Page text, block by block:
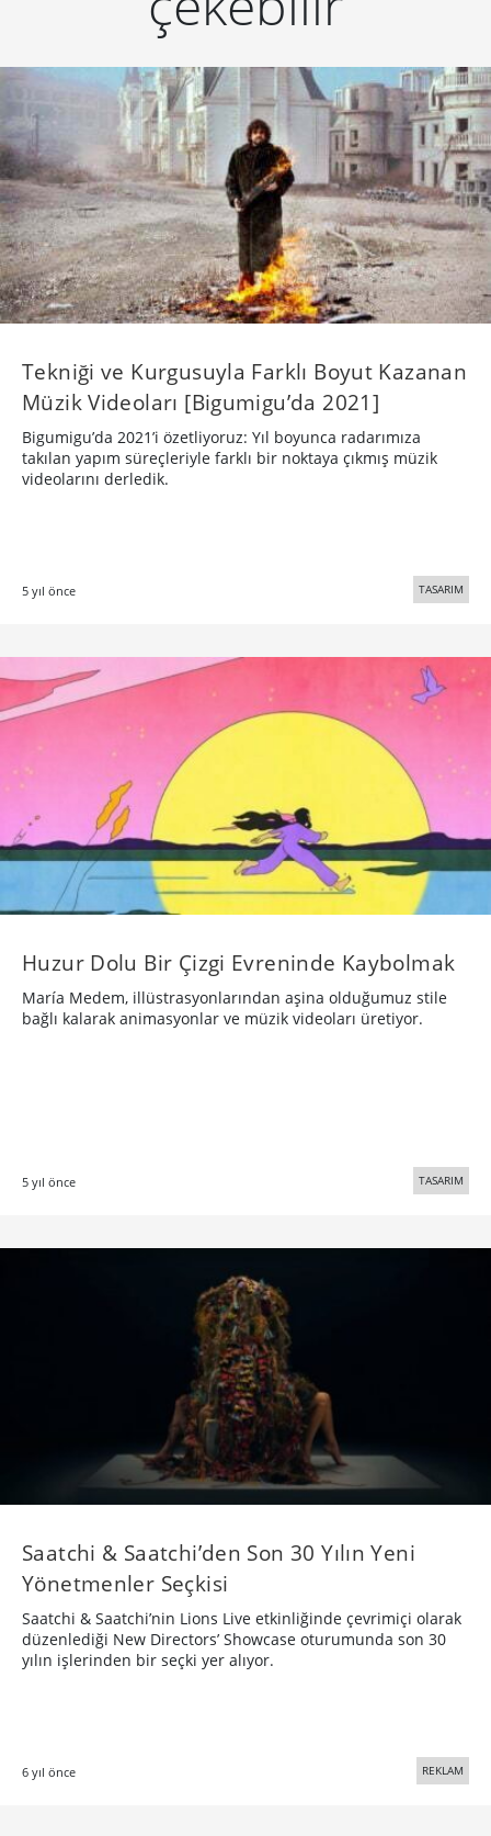
Tekniği ve Kurgusuyla Farklı Boyut Kazanan
Müzik Videoları [Bigumigu’da 2021]
Bigumigu’da 2021’i özetliyoruz: Yıl boyunca radarımıza
takılan yapım süreçleriyle farklı bir noktaya çıkmış müzik
videolarını derledik.
5 yıl önce TASARIM
Huzur Dolu Bir Çizgi Evreninde Kaybolmak
María Medem, illüstrasyonlarından aşina olduğumuz stile
bağlı kalarak animasyonlar ve müzik videoları üretiyor.
5 yıl önce TASARIM
Saatchi & Saatchi’den Son 30 Yılın Yeni
Yönetmenler Seçkisi
Saatchi & Saatchi’nin Lions Live etkinliğinde çevrimiçi olarak
düzenlediği New Directors’ Showcase oturumunda son 30
yılın işlerinden bir seçki yer alıyor.
6 yıl önce REKLAM